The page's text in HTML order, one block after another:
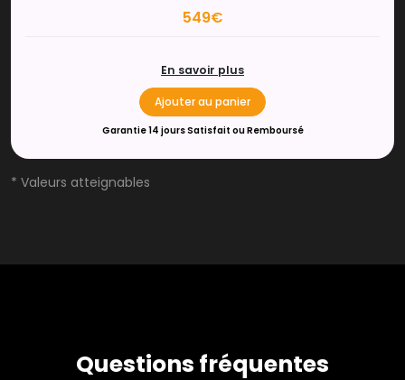
549€
En savoir plus
Ajouter au panier
Garantie 14 jours Satisfait ou Remboursé
* Valeurs atteignables
Questions fréquentes